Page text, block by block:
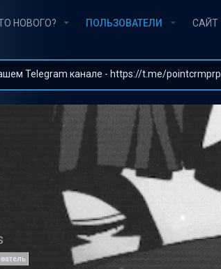
НОВОГО? ПОЛЬЗОВАТЕЛИ САЙТ
Telegram канале - https://t.me/pointcrmprp